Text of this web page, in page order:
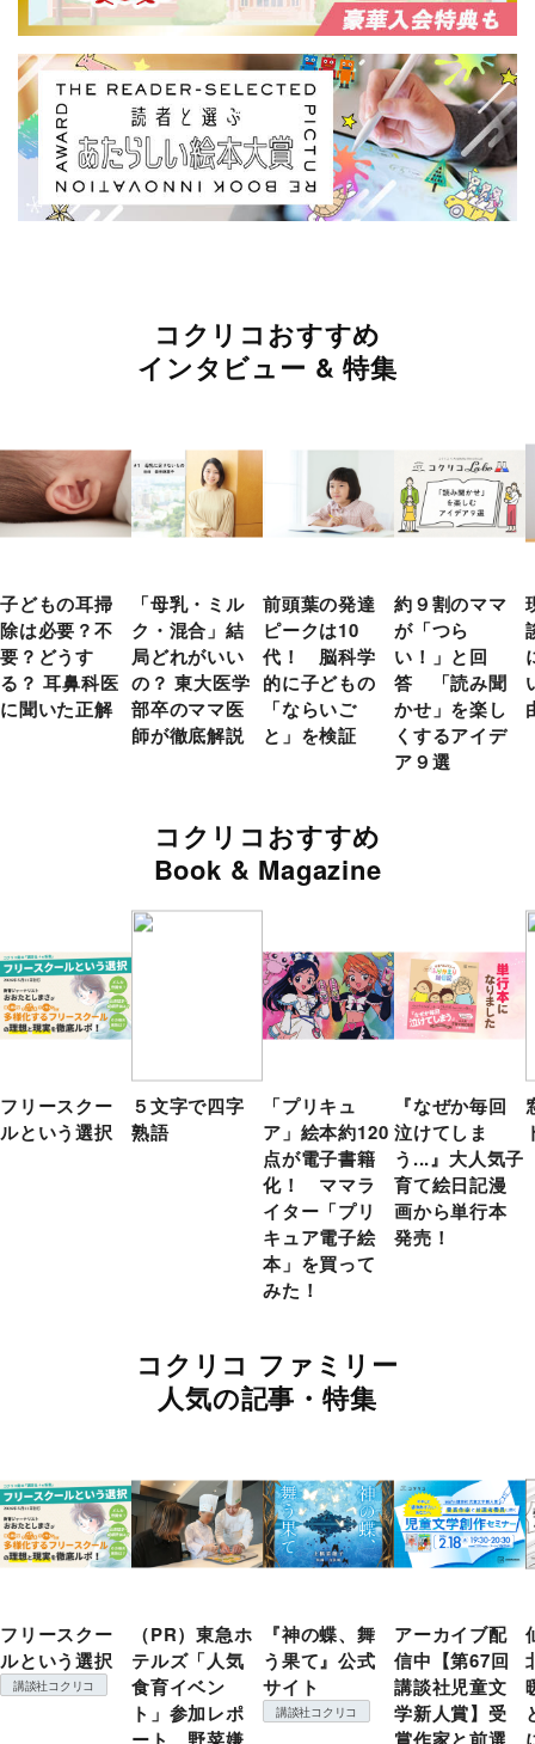
コクリコおすすめ
インタビュー & 特集
子どもの耳掃
除は必要？不
要？どうす
る？ 耳鼻科医
に聞いた正解
「母乳・ミル
ク・混合」結
局どれがいい
の？ 東大医学
部卒のママ医
師が徹底解説
前頭葉の発達
ピークは10
代！ 脳科学
的に子どもの
「ならいご
と」を検証
約９割のママ
が「つら
い！」と回
答 「読み聞
かせ」を楽し
くするアイデ
ア９選
コクリコおすすめ
Book & Magazine
フリースクー
ルという選択
５文字で四字
熟語
「プリキュ
ア」絵本約120
点が電子書籍
化！ ママラ
イター「プリ
キュア電子絵
本」を買って
みた！
『なぜか毎回
泣けてしま
う...』大人気子
育て絵日記漫
画から単行本
発売！
コクリコ ファミリー
人気の記事・特集
フリースクー
ルという選択
講談社コクリコ
（PR）東急ホ
テルズ「人気
食育イベン
ト」参加レポ
『神の蝶、舞
う果て』公式
サイト
講談社コクリコ
アーカイブ配
信中【第67回
講談社児童文
学新人賞】受